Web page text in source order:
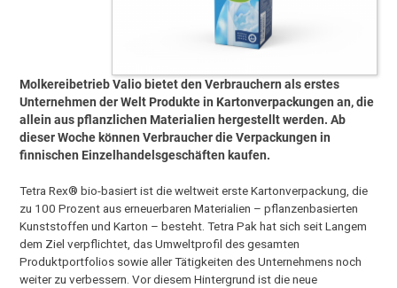
Molkereibetrieb Valio bietet den Verbrauchern als erstes
Unternehmen der Welt Produkte in Kartonverpackungen an, die
allein aus pflanzlichen Materialien hergestellt werden. Ab
dieser Woche können Verbraucher die Verpackungen in
finnischen Einzelhandelsgeschäften kaufen.
Tetra Rex® bio-basiert ist die weltweit erste Kartonverpackung, die
zu 100 Prozent aus erneuerbaren Materialien – pflanzenbasierten
Kunststoffen und Karton – besteht. Tetra Pak hat sich seit Langem
dem Ziel verpflichtet, das Umweltprofil des gesamten
Produktportfolios sowie aller Tätigkeiten des Unternehmens noch
weiter zu verbessern. Vor diesem Hintergrund ist die neue